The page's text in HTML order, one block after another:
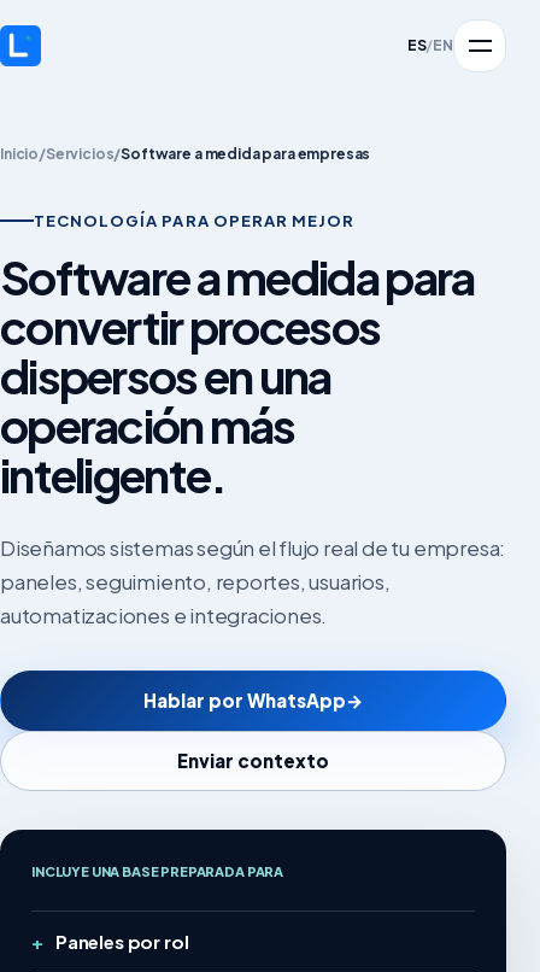
ES/EN
Inicio/Servicios/Software a medida para empresas
TECNOLOGÍA PARA OPERAR MEJOR
Software a medida para
convertir procesos
dispersos en una
operación más
inteligente.
Diseñamos sistemas según el flujo real de tu empresa:
paneles, seguimiento, reportes, usuarios,
automatizaciones e integraciones.
Hablar por WhatsApp→
Enviar contexto
INCLUYE UNA BASE PREPARADA PARA
Paneles por rol